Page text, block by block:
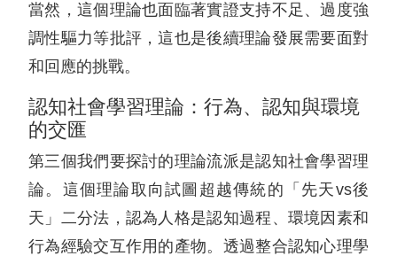
當然，這個理論也面臨著實證支持不足、過度強
調性驅力等批評，這也是後續理論發展需要面對
和回應的挑戰。
認知社會學習理論：行為、認知與環境
的交匯
第三個我們要探討的理論流派是認知社會學習理
論。這個理論取向試圖超越傳統的「先天vs後
天」二分法，認為人格是認知過程、環境因素和
行為經驗交互作用的產物。透過整合認知心理學